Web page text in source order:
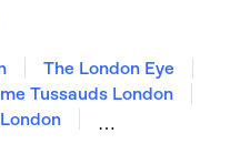
The London Eye
Tussauds London